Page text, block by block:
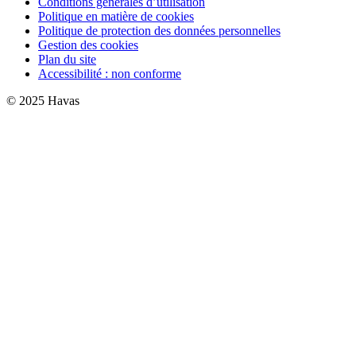
Politique en matière de cookies
Politique de protection des données personnelles
Gestion des cookies
Plan du site
Accessibilité : non conforme
© 2025 Havas